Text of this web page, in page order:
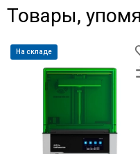
Товары,
На складе